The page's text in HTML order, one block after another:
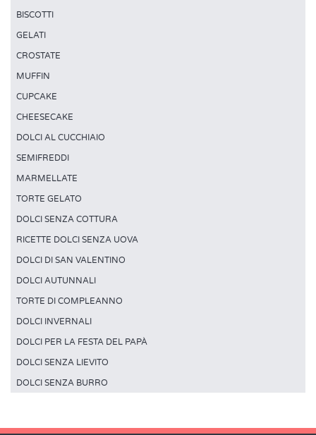
BISCOTTI
GELATI
CROSTATE
MUFFIN
CUPCAKE
CHEESECAKE
DOLCI AL CUCCHIAIO
SEMIFREDDI
MARMELLATE
TORTE GELATO
DOLCI SENZA COTTURA
RICETTE DOLCI SENZA UOVA
DOLCI DI SAN VALENTINO
DOLCI AUTUNNALI
TORTE DI COMPLEANNO
DOLCI INVERNALI
DOLCI PER LA FESTA DEL PAPÀ
DOLCI SENZA LIEVITO
DOLCI SENZA BURRO